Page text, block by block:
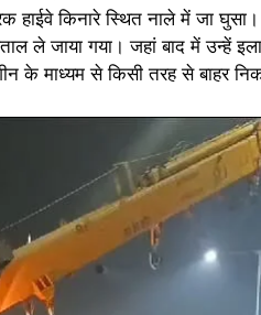
हाईवे किनारे स्थित नाले में जा
ले जाया गया। जहां बाद में उन्हें
के माध्यम से किसी तरह से बाहर